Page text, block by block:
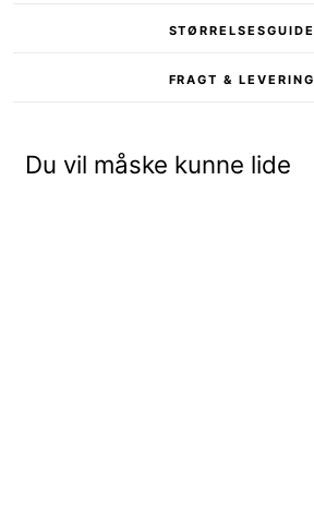
STØRRELSESGUIDE
FRAGT & LEVERING
Du vil måske kunne lide